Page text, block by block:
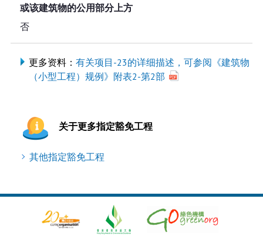
或该建筑物的公用部分上方
否
更多资料： 有关项目-23的详细描述，可参阅《建筑物
（小型工程）规例》附表2-第2部
关于更多指定豁免工程
其他指定豁免工程